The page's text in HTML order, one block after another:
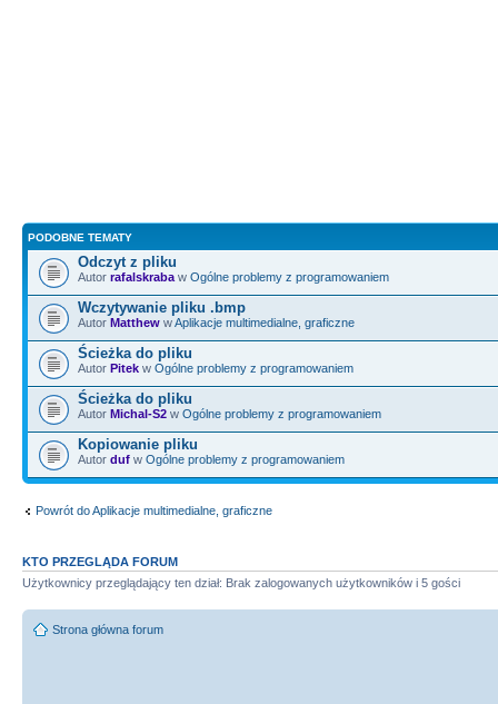
PODOBNE TEMATY
Odczyt z pliku
Autor rafalskraba w Ogólne problemy z programowaniem
Wczytywanie pliku .bmp
Autor Matthew wAplikacje multimedialne, graficzne
Ścieżka do pliku
Autor Pitek w Ogólne problemy z programowaniem
Ścieżka do pliku
Autor Michal-S2 w Ogólne problemy z programowaniem
Kopiowanie pliku
Autor duf w Ogólne problemy z programowaniem
Powrót do Aplikacje multimedialne, graficzne
KTO PRZEGLĄDA FORUM
Użytkownicy przeglądający ten dział: Brak zalogowanych użytkowników i 5 gości
Strona główna forum